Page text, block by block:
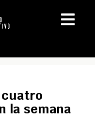
cuatro
la semana